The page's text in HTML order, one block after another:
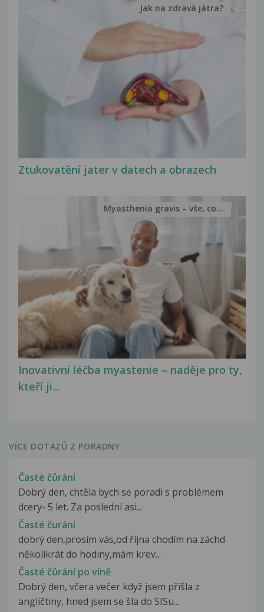
Ztukovatění jater v datech a obrazech
Jak na zdravá játra?
Inovativní léčba myastenie – naděje pro ty,
kteří ji...
Myasthenia gravis – vše, co...
VÍCE DOTAZŮ Z PORADNY
Časté čůrání
Dobrý den, chtěla bych se poradi s problémem
dcery- 5 let. Za poslední asi...
Časté čurání
dobrý den,prosím vás,od října chodím na záchd
několikrát do hodiny,mám krev...
Časté čůrání po víně
Dobrý den, včera večer když jsem přišla z
angličtiny, hned jsem se šla do SISu...